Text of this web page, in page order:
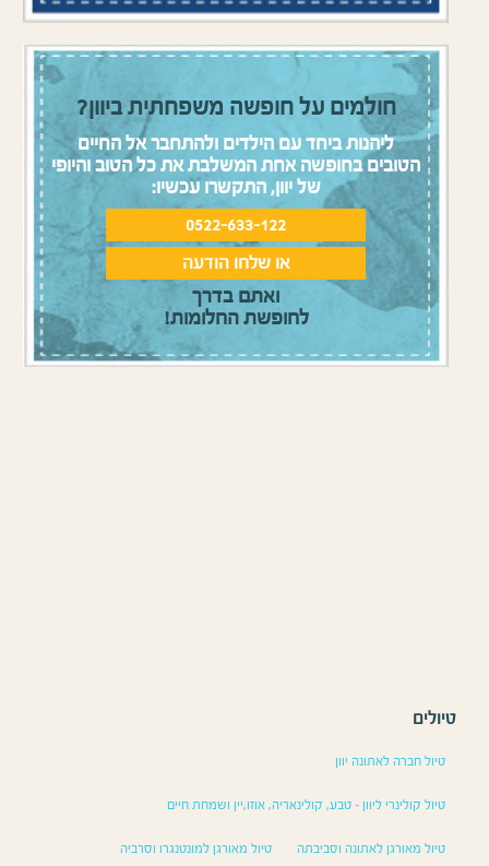
חולמים על חופשה משפחתית ביוון?
ליהנות ביחד עם הילדים ולהתחבר אל החיים
הטובים בחופשה אחת המשלבת את כל הטוב והיופי
של יוון, התקשרו עכשיו:
0522-633-122
או שלחו הודעה
ואתם בדרך
לחופשת החלומות!
טיולים
טיול חברה לאתונה יוון
טיול קולינרי ליוון – טבע, קולינאריה, אוזו,יין ושמחת חיים
טיול מאורגן לאתונה וסביבתה טיול מאורגן למונטנגרו וסרביה